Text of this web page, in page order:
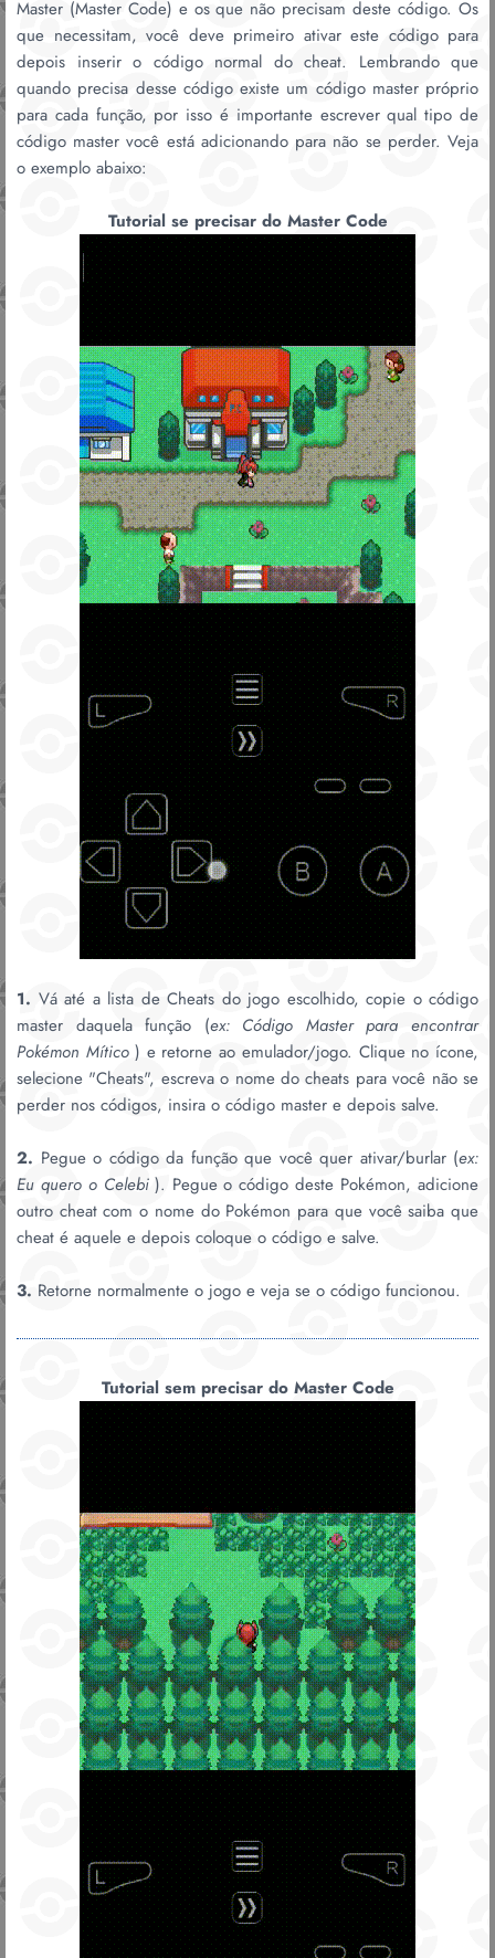
Master (Master Code) e os que não precisam deste código. Os
que necessitam, você deve primeiro ativar este código para
depois inserir o código normal do cheat. Lembrando que
quando precisa desse código existe um código master próprio
para cada função, por isso é importante escrever qual tipo de
código master você está adicionando para não se perder. Veja
o exemplo abaixo:
Tutorial se precisar do Master Code
1. Vá até a lista de Cheats do jogo escolhido, copie o código
master daquela função (ex: Código Master para encontrar
Pokémon Mítico ) e retorne ao emulador/jogo. Clique no ícone,
selecione "Cheats", escreva o nome do cheats para você não se
perder nos códigos, insira o código master e depois salve.
2. Pegue o código da função que você quer ativar/burlar (ex:
Eu quero o Celebi ). Pegue o código deste Pokémon, adicione
outro cheat com o nome do Pokémon para que você saiba que
cheat é aquele e depois coloque o código e salve.
3. Retorne normalmente o jogo e veja se o código funcionou.
Tutorial sem precisar do Master Code